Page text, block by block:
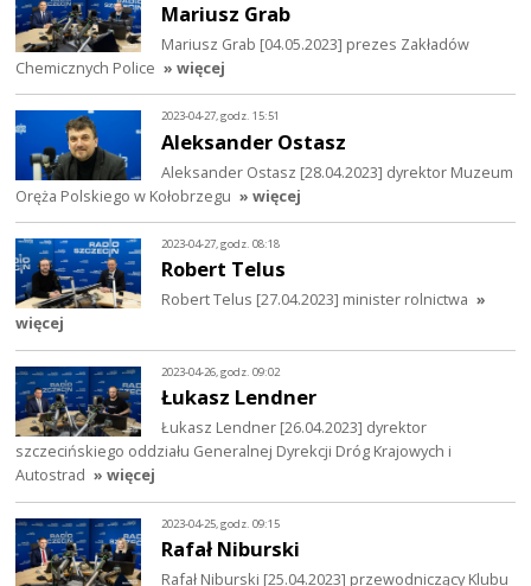
Mariusz Grab
Mariusz Grab [04.05.2023] prezes Zakładów
Chemicznych Police » więcej
2023-04-27, godz. 15:51
Aleksander Ostasz
Aleksander Ostasz [28.04.2023] dyrektor Muzeum
Oręża Polskiego w Kołobrzegu » więcej
2023-04-27, godz. 08:18
Robert Telus
Robert Telus [27.04.2023] minister rolnictwa »
więcej
2023-04-26, godz. 09:02
Łukasz Lendner
Łukasz Lendner [26.04.2023] dyrektor
szczecińskiego oddziału Generalnej Dyrekcji Dróg Krajowych i
Autostrad » więcej
2023-04-25, godz. 09:15
Rafał Niburski
Rafał Niburski [25.04.2023] przewodniczący Klubu